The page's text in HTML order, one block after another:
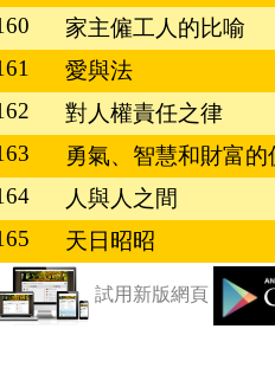
家主僱工人的比喻
愛與法
對人權責任之律
勇氣、智慧和財富的
人與人之間
天日昭昭
試用新版網頁